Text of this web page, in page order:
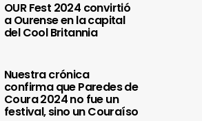
OUR Fest 2024 convirtió
a Ourense en la capital
del Cool Britannia
Nuestra crónica
confirma que Paredes de
Coura 2024 no fue un
festival, sino un Couraíso